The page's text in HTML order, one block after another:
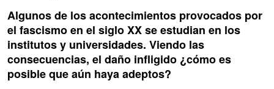
Algunos de los acontecimientos provocados por
el fascismo en el siglo XX se estudian en los
institutos y universidades. Viendo las
consecuencias, el daño infligido ¿cómo es
posible que aún haya adeptos?